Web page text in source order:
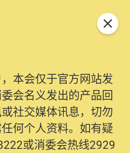
本会仅于官方网站发
会名义发出的产品回
社交媒体讯息，切勿
何个人资料。如有疑
或消委会热线2929
关闭